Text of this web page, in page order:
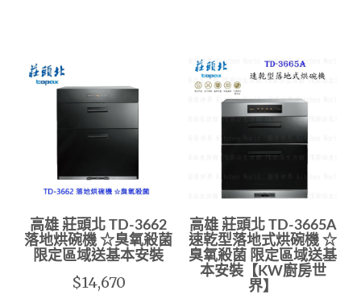
高雄 莊頭北 TD-3662
落地烘碗機 ☆臭氧殺菌
限定區域送基本安裝
$14,670
高雄 莊頭北 TD-3665A
速乾型落地式烘碗機 ☆
臭氧殺菌 限定區域送基
本安裝【KW廚房世
界】